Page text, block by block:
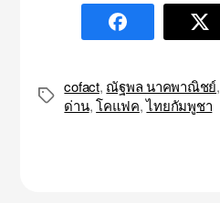
Tags
cofact, ณัฐพล นาคพาณิชย์,
ด่าน,โคแฟค,ไทยกัมพูชา